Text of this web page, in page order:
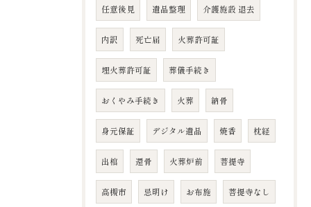
任意後見 遺品整理 介護施設 退去
内訳 死亡届 火葬許可証
埋火葬許可証 葬儀手続き
おくやみ手続き 火葬 納骨
身元保証 デジタル遺品 焼香 枕経
出棺 還骨 火葬炉前 菩提寺
高槻市 忌明け お布施 菩提寺なし